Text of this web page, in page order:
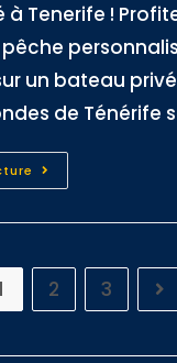
Tenerife !
un bateau privé.
de Ténérife
2 3